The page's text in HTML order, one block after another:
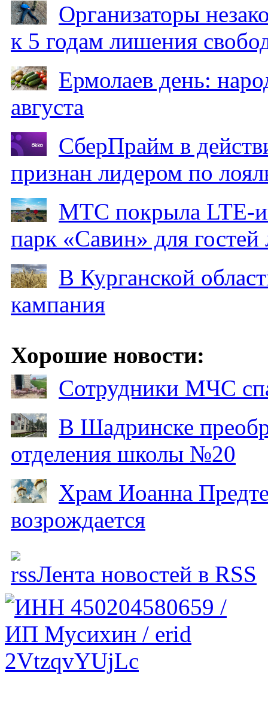
Организаторы
к 5 годам лишения
Ермолаев день:
августа
СберПрайм в
признан лидером по
МТС покрыла LTE-
парк «Савин» для гостей
В Курганской
кампания
Хорошие новости:
Сотрудники МЧС
В Шадринске
отделения школы №20
Храм Иоанна
возрождается
Лента новостей в RSS